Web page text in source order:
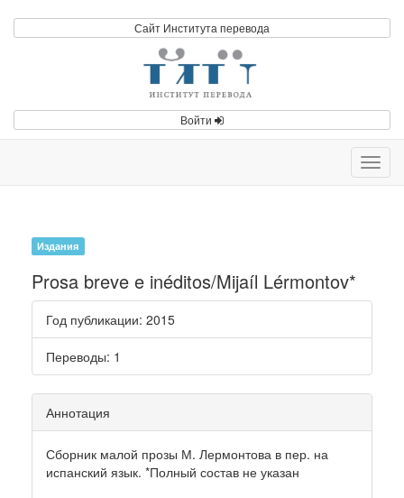
Сайт Института перевода
Войти
Издания
Prosa breve e inéditos/Mijaíl Lérmontov*
Год публикации: 2015
Переводы: 1
Аннотация
Сборник малой прозы М. Лермонтова в пер. на
испанский язык. *Полный состав не указан